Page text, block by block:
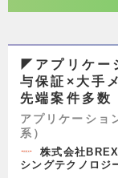
◤アプリケー
与保証×大手
先端案件多数
アプリケーショ
系）
株式会社
シングテクノロジ